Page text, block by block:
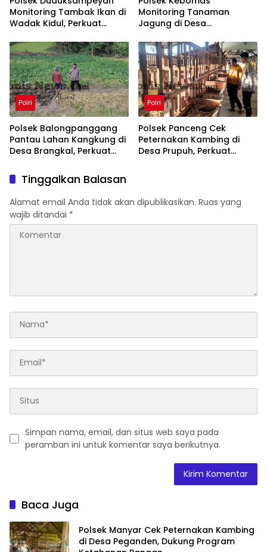
Monitoring Tambak Ikan di
Wadak Kidul, Perkuat
Nasional
Monitoring Tanaman
Jagung di Desa
Dukungan Ketahanan
Pangan Nasional
Polri
Polsek Balongpanggang
Pantau Lahan Kangkung di
Desa Brangkal, Perkuat
Pangan Nasional
Polri
Polsek Panceng Cek
Peternakan Kambing di
Desa Prupuh, Perkuat
Tinggalkan Balasan
Alamat email Anda tidak akan dipublikasikan. Ruas yang
wajib ditandai *
Simpan nama, email, dan situs web saya pada
peramban ini untuk komentar saya berikutnya.
Baca Juga
Polsek Manyar Cek Peternakan Kambing
di Desa Peganden, Dukung Program